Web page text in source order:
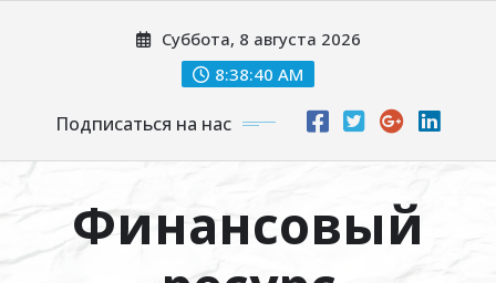
Суббота, 8 августа 2026
8:38:41 AM
Подписаться на нас
Финансовый